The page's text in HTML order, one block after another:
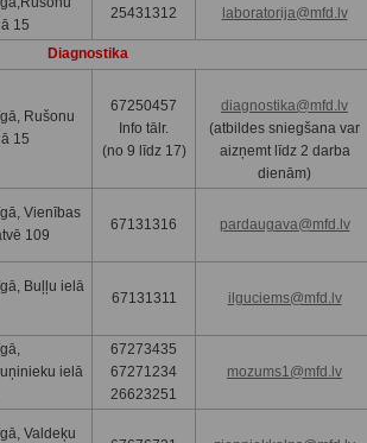
15
25431312 laboratorija@mfd.lv
Diagnostika
Rušonu
15
67250457
Info tālr.
(no 9 līdz 17)
diagnostika@mfd.lv
(atbildes sniegšana var
aizņemt līdz 2 darba
dienām)
Vienības
109
67131316 pardaugava@mfd.lv
Buļļu ielā
67131311 ilguciems@mfd.lv
ielā
67273435
67271234
26623251
mozums1@mfd.lv
Valdeķu